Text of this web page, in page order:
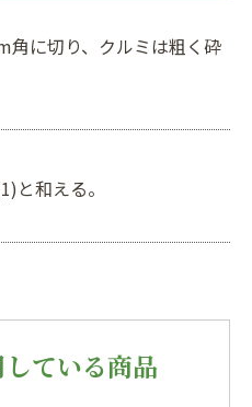
角に切り、クルミは粗く砕
と和える。
している商品